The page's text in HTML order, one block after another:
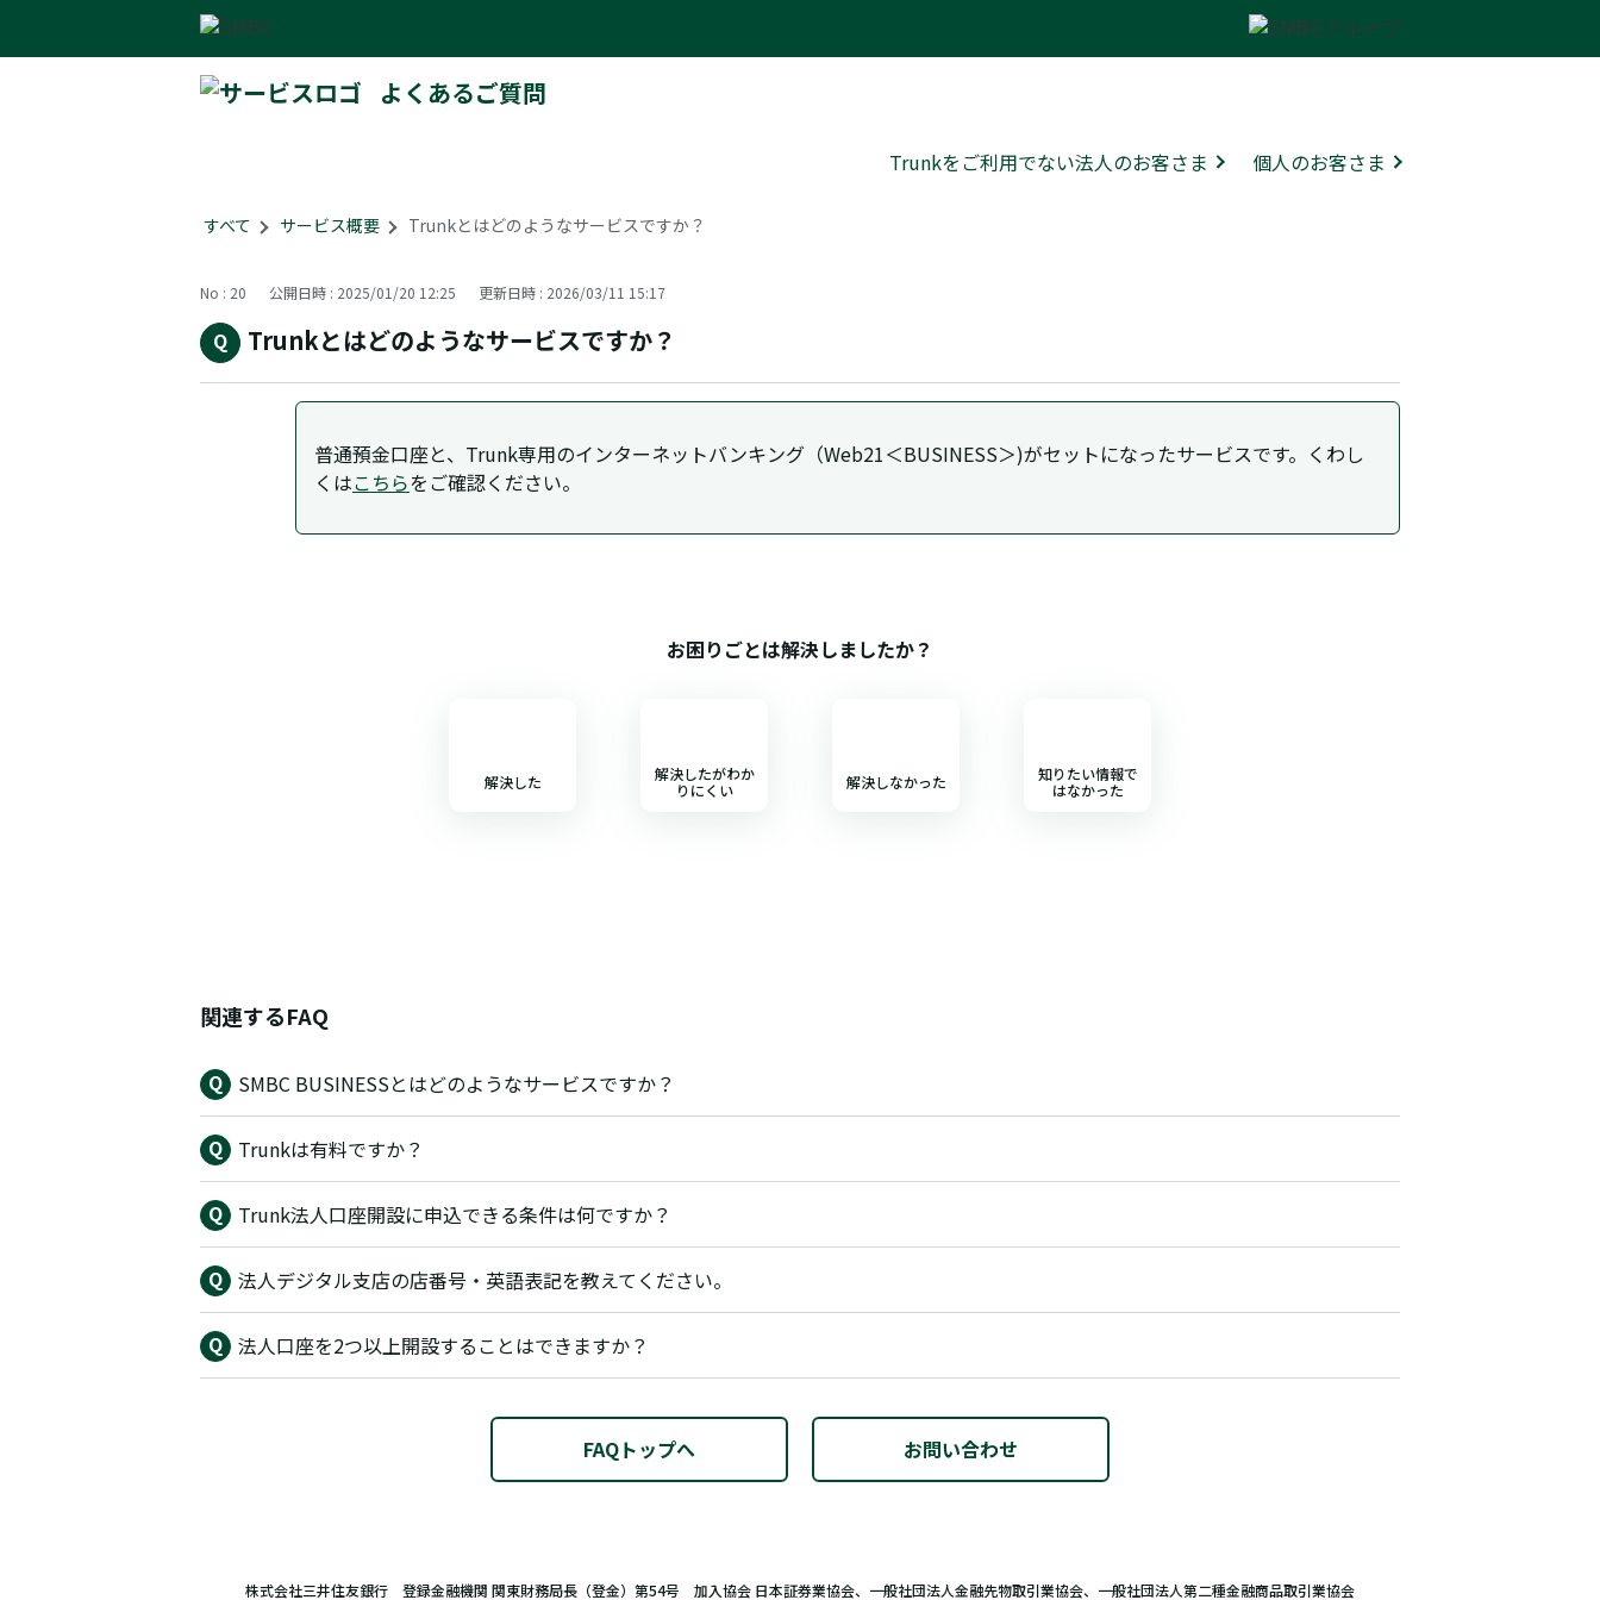
よくあるご質問
Trunkをご利用でない法人のお客さま 個人のお客さま
すべて > サービス概要 > Trunkとはどのようなサービスですか？
No : 20 公開日時 : 2025/01/20 12:25 更新日時 : 2026/03/11 15:17
Trunkとはどのようなサービスですか？
普通預金口座と、Trunk専用のインターネットバンキング（Web21＜BUSINESS＞)がセットになったサービスです。くわし
くはこちらをご確認ください。
お困りごとは解決しましたか？
解決した
解決したがわか
りにくい
解決しなかった
知りたい情報で
はなかった
関連するFAQ
SMBC BUSINESSとはどのようなサービスですか？
Trunkは有料ですか？
Trunk法人口座開設に申込できる条件は何ですか？
法人デジタル支店の店番号・英語表記を教えてください。
法人口座を2つ以上開設することはできますか？
FAQトップへ お問い合わせ
株式会社三井住友銀行 登録金融機関 関東財務局長（登金）第54号 加入協会 日本証券業協会、一般社団法人金融先物取引業協会、一般社団法人第二種金融商品取引業協会